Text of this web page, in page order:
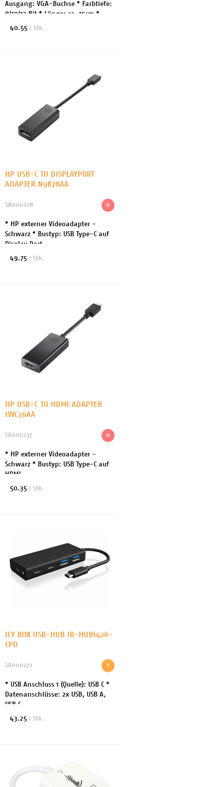
Ausgang: VGA-Buchse * Farbtiefe:
8/10/12 Bit * Länge: ca. 15cm *
Farbe: schwarz
40.55 / Stk.
HP USB-C TO DISPLAYPORT
ADAPTER N9K78AA
0
SA000228
* HP externer Videoadapter -
Schwarz * Bustyp: USB Type-C auf
Display Port
49.75 / Stk.
HP USB-C TO HDMI ADAPTER
1WC36AA
0
SA000237
* HP externer Videoadapter -
Schwarz * Bustyp: USB Type-C auf
HDMI
50.35 / Stk.
ICY BOX USB-HUB IB-HUB1426-
CPD
1
SA000272
* USB Anschluss 1 (Quelle): USB C *
Datenanschlüsse: 2x USB, USB A,
USB C
43.25 / Stk.